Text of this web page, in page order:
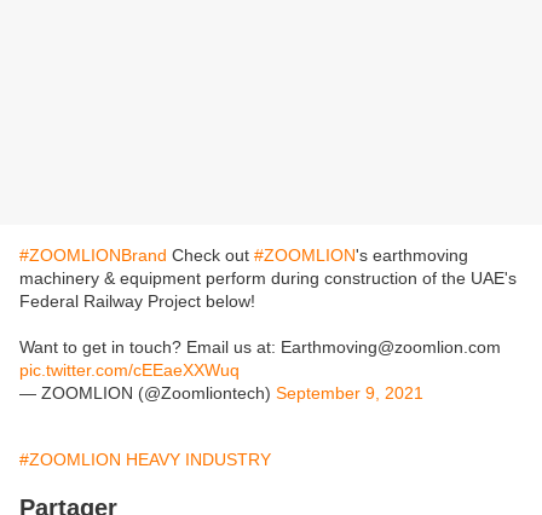
#ZOOMLIONBrand Check out #ZOOMLION's earthmoving
machinery & equipment perform during construction of the UAE's
Federal Railway Project below!
Want to get in touch? Email us at: Earthmoving@zoomlion.com
pic.twitter.com/cEEaeXXWuq
— ZOOMLION (@Zoomliontech) September 9, 2021
#ZOOMLION HEAVY INDUSTRY
Partager